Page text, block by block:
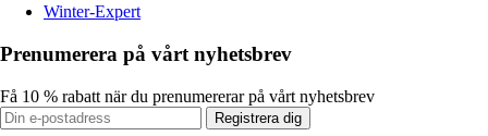
Winter-Expert
Prenumerera på vårt nyhetsbrev
Få 10 % rabatt när du prenumererar på vårt nyhetsbrev
Registrera dig